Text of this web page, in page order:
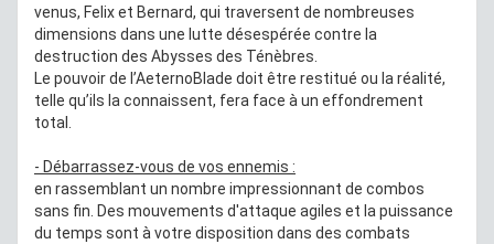
venus, Felix et Bernard, qui traversent de nombreuses
dimensions dans une lutte désespérée contre la
destruction des Abysses des Ténèbres.
Le pouvoir de l’AeternoBlade doit être restitué ou la réalité,
telle qu’ils la connaissent, fera face à un effondrement
total.
- Débarrassez-vous de vos ennemis :
en rassemblant un nombre impressionnant de combos
sans fin. Des mouvements d'attaque agiles et la puissance
du temps sont à votre disposition dans des combats